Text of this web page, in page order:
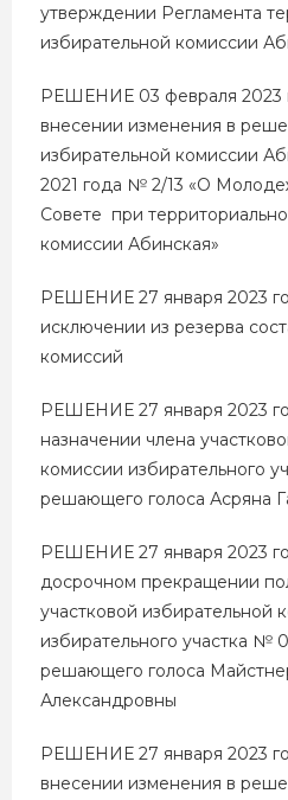
утверждении Регламента
избирательной комиссии
РЕШЕНИЕ 03 февраля 2023
внесении изменения в
избирательной комиссии
2021 года № 2/13 «О
Совете при
комиссии Абинская»
РЕШЕНИЕ 27 января 2023
исключении из резерва
комиссий
РЕШЕНИЕ 27 января 2023
назначении члена
комиссии избирательного
решающего голоса Асряна
РЕШЕНИЕ 27 января 2023
досрочном прекращении
участковой избирательной
избирательного участка №
решающего голоса
Александровны
РЕШЕНИЕ 27 января 2023
внесении изменения в